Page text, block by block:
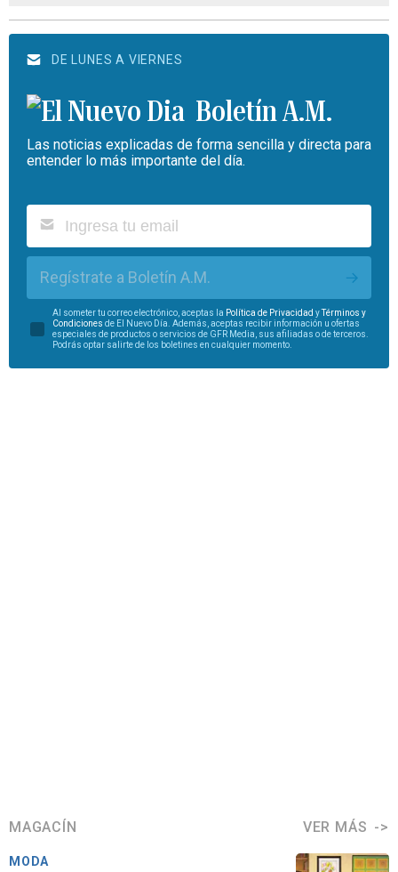
DE LUNES A VIERNES
Boletín A.M.
Las noticias explicadas de forma sencilla y directa para
entender lo más importante del día.
Regístrate a Boletín A.M.
Al someter tu correo electrónico, aceptas la Política de Privacidad yTérminos y
Condiciones de El Nuevo Día. Además, aceptas recibir información u ofertas
especiales de productos o servicios de GFR Media, sus afiliadas o de terceros.
Podrás optar salirte de los boletines en cualquier momento.
MAGACÍN VER MÁS
MODA